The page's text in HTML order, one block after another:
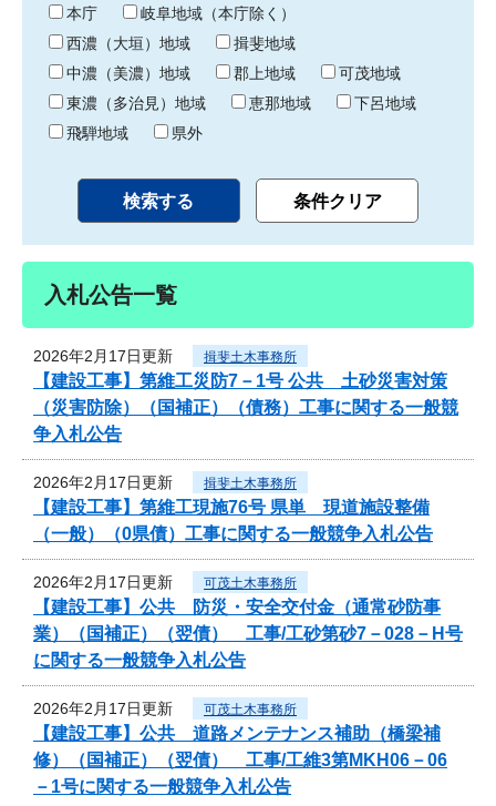
わ
り
本庁
岐阜地域（本庁除く）
西濃（大垣）地域
揖斐地域
中濃（美濃）地域
郡上地域
可茂地域
東濃（多治見）地域
恵那地域
下呂地域
飛騨地域
県外
入札公告一覧
2026年2月17日更新 揖斐土木事務所
【建設工事】第維工災防7－1号 公共 土砂災害対策
（災害防除）（国補正）（債務）工事に関する一般競
争入札公告
2026年2月17日更新 揖斐土木事務所
【建設工事】第維工現施76号 県単 現道施設整備
（一般）（0県債）工事に関する一般競争入札公告
2026年2月17日更新 可茂土木事務所
【建設工事】公共 防災・安全交付金（通常砂防事
業）（国補正）（翌債） 工事/工砂第砂7－028－H号
に関する一般競争入札公告
2026年2月17日更新 可茂土木事務所
【建設工事】公共 道路メンテナンス補助（橋梁補
修）（国補正）（翌債） 工事/工維3第MKH06－06
－1号に関する一般競争入札公告